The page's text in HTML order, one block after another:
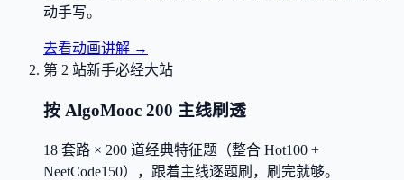
动手写。
去看动画讲解 →
第 2 站新手必经大站
按 AlgoMooc 200 主线刷透
18 套路 × 200 道经典特征题（整合 Hot100 +
NeetCode150），跟着主线逐题刷，刷完就够。